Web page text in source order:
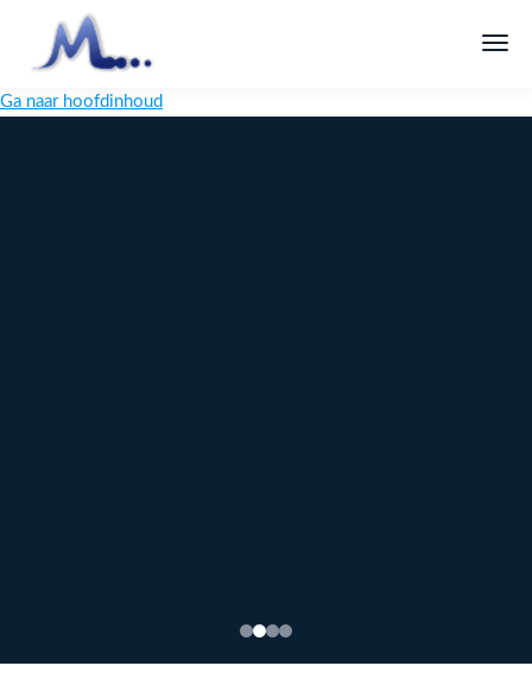
Ga naar hoofdinhoud